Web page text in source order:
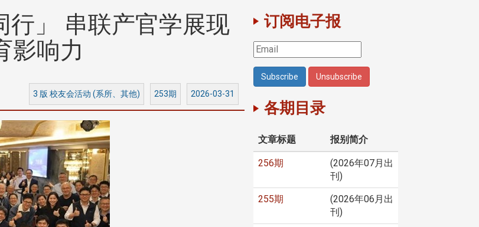
行」 串联产官学展现
影响力
3 版 校友会活动 (系所、其他) 253期 2026-03-31
订阅电子报
各期目录
文章标题 报别简介
256期
(2026年07月出
刊)
255期
(2026年06月出
刊)